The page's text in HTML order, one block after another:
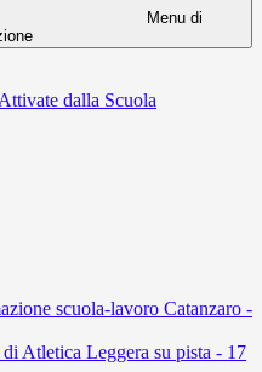
Menu di
dalla Scuola
scuola-lavoro Catanzaro -
Atletica Leggera su pista - 17